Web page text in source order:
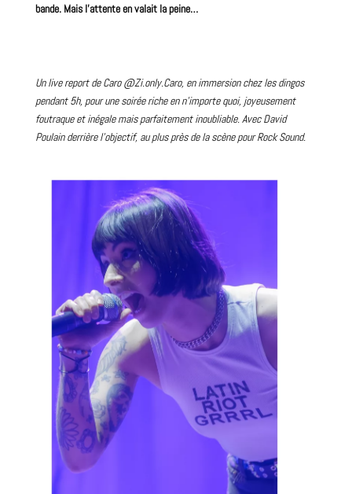
bande. Mais l’attente en valait la peine…
Un live report de Caro@Zi.only.Caro, en immersion chez les dingos
pendant 5h, pour une soirée riche en n’importe quoi, joyeusement
foutraque et inégale mais parfaitement inoubliable. AvecDavid
Poulain derrière l’objectif, au plus près de la scène pourRockSound.